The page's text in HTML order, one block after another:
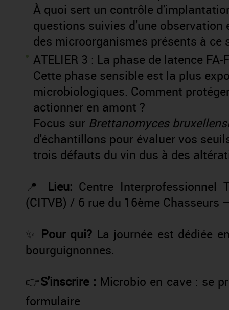
À quoi sert un contrôle
questions suivies d'une
des microorganismes présents à ce
ATELIER 3 : La phase de latence FA-
Cette phase sensible est la plus
microbiologiques. Comment
actionner en amont ?
Focus sur Brettanomyces
d'échantillons pour évaluer vos
trois défauts du vin dus à des
📍
Lieu: Centre Interprofessionnel
(CITVB) / 6 rue du 16ème Chasseurs
✨ Pour qui? La journée est dédiée
bourguignonnes.
👉S'inscrire : Microbio en cave : se
formulaire